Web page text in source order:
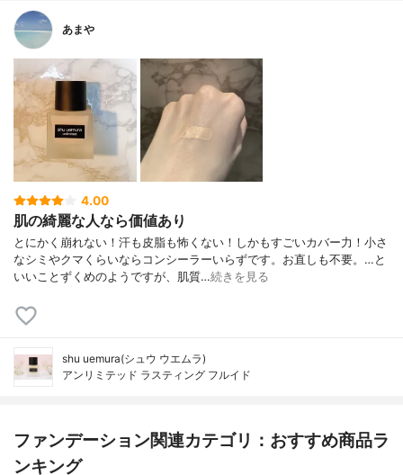
あまや
4.00
肌の綺麗な人なら価値あり
とにかく崩れない！汗も皮脂も怖くない！しかもすごいカバー力！小さ
なシミやクマくらいならコンシーラーいらずです。お直しも不要。…と
いいことずくめのようですが、肌質…続きを見る
shu uemura(シュウ ウエムラ)
アンリミテッド ラスティング フルイド
ファンデーション関連カテゴリ：おすすめ商品ラ
ンキング